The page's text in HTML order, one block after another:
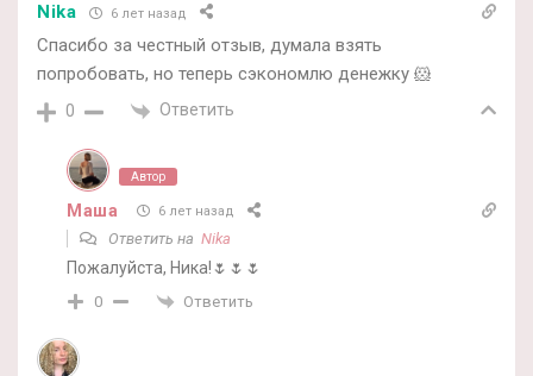
Nika 6 лет назад
Спасибо за честный отзыв, думала взять
попробовать, но теперь сэкономлю денежку 🐹
0 Ответить
Автор
Маша 6 лет назад
Ответить на Nika
Пожалуйста, Ника!🌷🌷🌷
0 Ответить